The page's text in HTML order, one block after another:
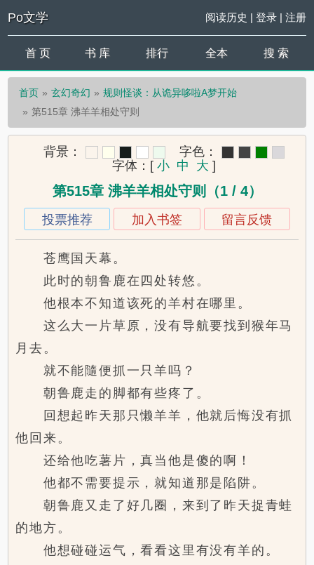
Po文学 阅读历史 | 登录| 注册
首 页 书 库 排行 全本 搜 索
首页 玄幻奇幻
规则怪谈：从诡异哆啦A梦开始
第515章 沸羊羊相处守则
背景：
字色：
字体： [ 小 中 大 ]
第515章 沸羊羊相处守则（1 / 4）
投票推荐 加入书签 留言反馈
苍鹰国天幕。
此时的朝鲁鹿在四处转悠。
他根本不知道该死的羊村在哪里。
这么大一片草原，没有导航要找到猴年马
月去。
就不能隨便抓一只羊吗？
朝鲁鹿走的脚都有些疼了。
回想起昨天那只懒羊羊，他就后悔没有抓
他回来。
还给他吃薯片，真当他是傻的啊！
他都不需要提示，就知道那是陷阱。
朝鲁鹿又走了好几圈，来到了昨天捉青蛙
的地方。
他想碰碰运气，看看这里有没有羊的。